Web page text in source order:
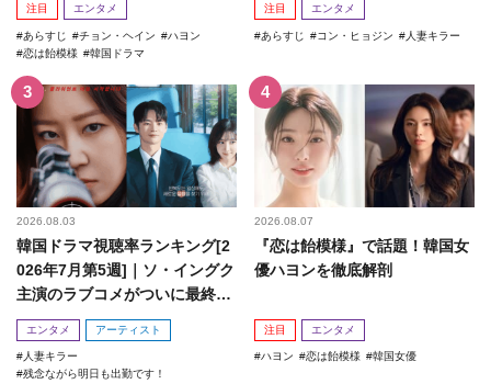
注目 エンタメ
あらすじ チョン・ヘイン
ハヨン
恋は飴模様
韓国ドラマ
注目 エンタメ
あらすじ コン・ヒョジン 人妻キラー
2026.08.03
韓国ドラマ視聴率ランキング[2
026年7月第5週]｜ソ・イングク
主演のラブコメがついに最終
回！
エンタメ アーティスト
人妻キラー
残念ながら明日も出勤です！
2026.08.07
『恋は飴模様』で話題！韓国女
優ハヨンを徹底解剖
注目 エンタメ
ハヨン 恋は飴模様 韓国女優